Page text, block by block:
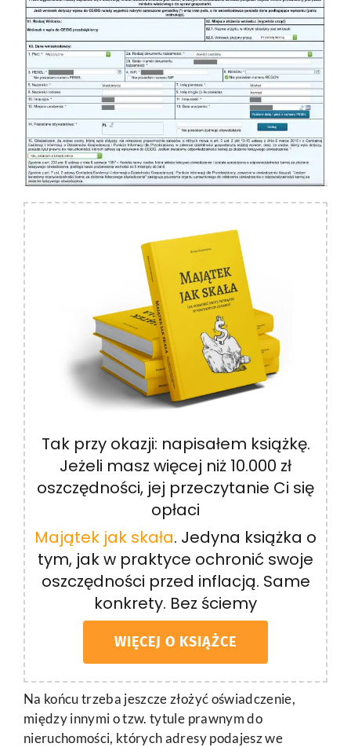
Tak przy okazji: napisałem książkę.
Jeżeli masz więcej niż 10.000 zł
oszczędności, jej przeczytanie Ci się
opłaci
Majątek jak skała. Jedyna książka o
tym, jak w praktyce ochronić swoje
oszczędności przed inflacją. Same
konkrety. Bez ściemy
WIĘCEJ O KSIĄŻCE
Na końcu trzeba jeszcze złożyć oświadczenie,
między innymi o tzw. tytule prawnym do
nieruchomości, których adresy podajesz we